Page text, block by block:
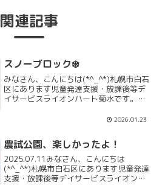
関連記事
スノーブロック❄️
みなさん、こんにちは(*^_^*)札幌市白石
区にあります児童発達支援・放課後等デ
イサービスライオンハート菊水です。最
りつつある玩具のご紹介です🎵その名も
チャにも登場し...
2026.01.23
農試公園、楽しかったよ！
2025.07.11みなさん、こんにちは
(*^_^*)札幌市白石区にあります児童発達
支援・放課後等デイサービスライオンハ